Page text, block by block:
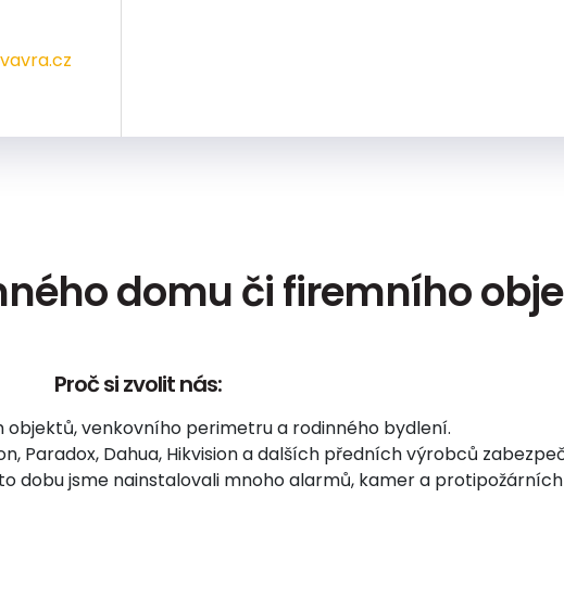
domu či firemního
Proč si zvolit nás:
venkovního perimetru a rodinného bydlení.
Dahua, Hikvision a dalších předních výrobců
dobu jsme nainstalovali mnoho alarmů, kamer a